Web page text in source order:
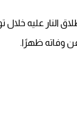
وفاته ظهرًا.